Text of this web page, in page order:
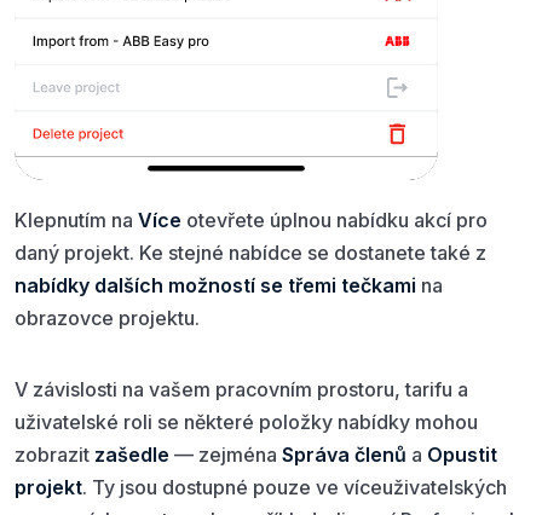
Klepnutím na Více otevřete úplnou nabídku akcí pro
daný projekt. Ke stejné nabídce se dostanete také z
nabídky dalších možností se třemi tečkami na
obrazovce projektu.
V závislosti na vašem pracovním prostoru, tarifu a
uživatelské roli se některé položky nabídky mohou
zobrazit zašedle — zejména Správa členů a Opustit
projekt. Ty jsou dostupné pouze ve víceuživatelských